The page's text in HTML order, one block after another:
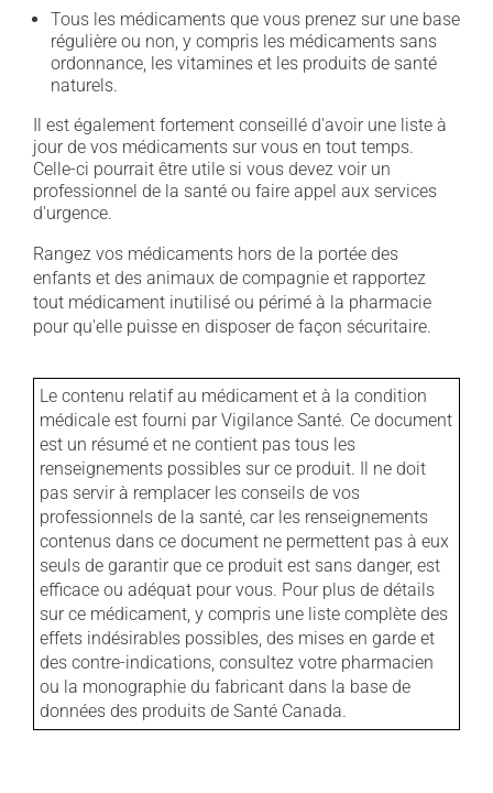
Tous les médicaments que vous prenez sur une base
régulière ou non, y compris les médicaments sans
ordonnance, les vitamines et les produits de santé
naturels.
Il est également fortement conseillé d'avoir une liste à
jour de vos médicaments sur vous en tout temps.
Celle-ci pourrait être utile si vous devez voir un
professionnel de la santé ou faire appel aux services
d'urgence.
Rangez vos médicaments hors de la portée des
enfants et des animaux de compagnie et rapportez
tout médicament inutilisé ou périmé à la pharmacie
pour qu'elle puisse en disposer de façon sécuritaire.
Le contenu relatif au médicament et à la condition
médicale est fourni par Vigilance Santé. Ce document
est un résumé et ne contient pas tous les
renseignements possibles sur ce produit. Il ne doit
pas servir à remplacer les conseils de vos
professionnels de la santé, car les renseignements
contenus dans ce document ne permettent pas à eux
seuls de garantir que ce produit est sans danger, est
efficace ou adéquat pour vous. Pour plus de détails
sur ce médicament, y compris une liste complète des
effets indésirables possibles, des mises en garde et
des contre-indications, consultez votre pharmacien
ou la monographie du fabricant dans la base de
données des produits de Santé Canada.